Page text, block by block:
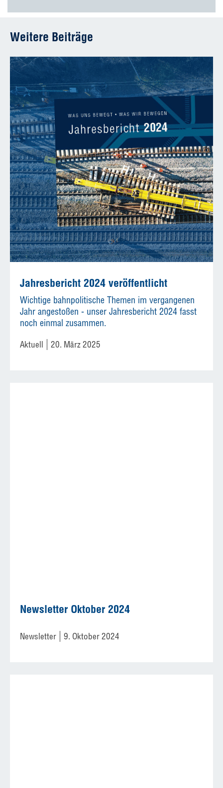
Weitere Beiträge
Jahresbericht 2024 veröffentlicht
Wichtige bahnpolitische Themen im vergangenen
Jahr angestoßen - unser Jahresbericht 2024 fasst
noch einmal zusammen.
Aktuell 20. März 2025
Newsletter Oktober 2024
Newsletter 9. Oktober 2024